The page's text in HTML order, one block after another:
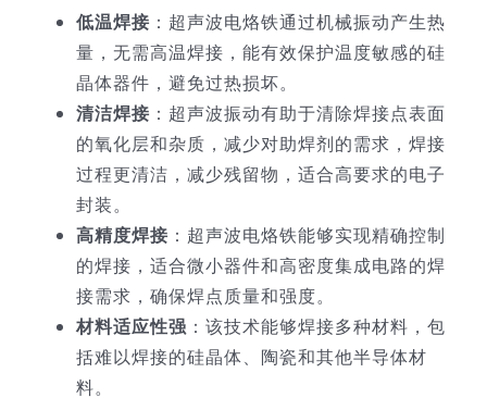
低温焊接 ：超声波电烙铁通过机械振动产生热
量，无需高温焊接，能有效保护温度敏感的硅
晶体器件，避免过热损坏。
清洁焊接 ：超声波振动有助于清除焊接点表面
的氧化层和杂质，减少对助焊剂的需求，焊接
过程更清洁，减少残留物，适合高要求的电子
封装。
高精度焊接 ：超声波电烙铁能够实现精确控制
的焊接，适合微小器件和高密度集成电路的焊
接需求，确保焊点质量和强度。
材料适应性强 ：该技术能够焊接多种材料，包
括难以焊接的硅晶体、陶瓷和其他半导体材
料。